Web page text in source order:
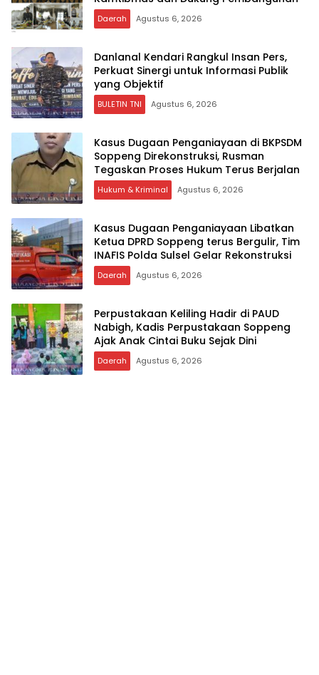
Daerah Agustus 6, 2026
Danlanal Kendari Rangkul Insan Pers,
Perkuat Sinergi untuk Informasi Publik
yang Objektif
BULETIN TNI Agustus 6, 2026
Kasus Dugaan Penganiayaan di BKPSDM
Soppeng Direkonstruksi, Rusman
Tegaskan Proses Hukum Terus Berjalan
Hukum & Kriminal Agustus 6, 2026
Kasus Dugaan Penganiayaan Libatkan
Ketua DPRD Soppeng terus Bergulir, Tim
INAFIS Polda Sulsel Gelar Rekonstruksi
Daerah Agustus 6, 2026
Perpustakaan Keliling Hadir di PAUD
Nabigh, Kadis Perpustakaan Soppeng
Ajak Anak Cintai Buku Sejak Dini
Daerah Agustus 6, 2026